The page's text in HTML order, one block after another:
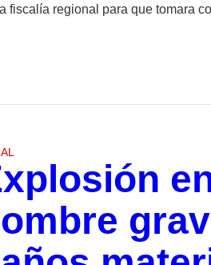
regional para que tomara